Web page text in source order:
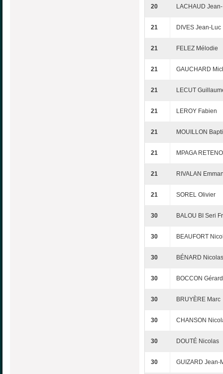
20 LACHAUD
21 DIVES Jean-Luc
21 FELEZ Mélodie
21 GAUCHARD
21 LECUT
21 LEROY Fabien
21 MOUILLON
21 MPAGA
21 RIVALAN
21 SOREL Olivier
30 BALOU BI Seri
30 BEAUFORT
30 BÉNARD Nicolas
30 BOCCON Gérard
30 BRUYÈRE Marc
30 CHANSON
30 DOUTÉ Nicolas
30 GUIZARD Jean-